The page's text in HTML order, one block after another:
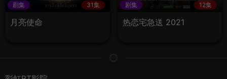
剧集 31集
月亮使命
剧集 12集
热恋宅急送 2021